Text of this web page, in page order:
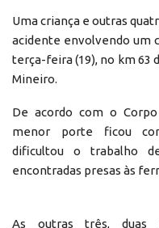
Uma criança e outras
acidente envolvendo um
terça-feira (19), no km 63
Mineiro.
De acordo com o
menor porte ficou
dificultou o trabalho
encontradas presas às
As outras três, duas